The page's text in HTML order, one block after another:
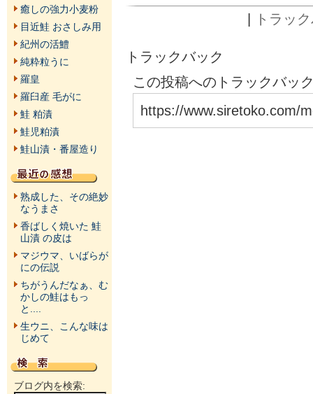
| トラッ
トラックバック
この投稿へのトラックバッ
https://www.siretoko.com/
癒しの強力小麦粉
目近鮭 おさしみ用
紀州の活鱧
純粋粒うに
羅皇
羅臼産 毛がに
鮭 粕漬
鮭児粕漬
鮭山漬・番屋造り
熟成した、その絶妙
なうまさ
香ばしく焼いた 鮭
山漬 の皮は
マジウマ、いばらが
にの伝説
ちがうんだなぁ、む
かしの鮭はもっ
と....
生ウニ、こんな味は
じめて
ブログ内を検索: